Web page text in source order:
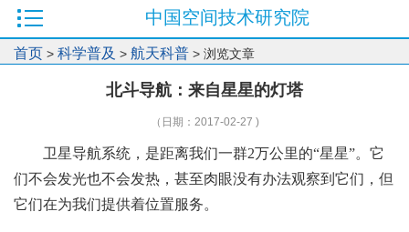
中国空间技术研究院
首页 > 科学普及 > 航天科普 > 浏览文章
北斗导航：来自星星的灯塔
（日期：2017-02-27 )
卫星导航系统，是距离我们一群2万公里的“星星”。它
们不会发光也不会发热，甚至肉眼没有办法观察到它们，但
它们在为我们提供着位置服务。